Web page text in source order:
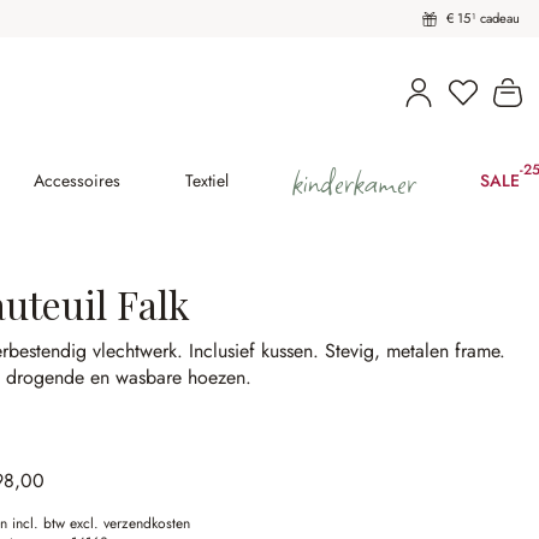
€ 15¹ cadeau
U heeft
Accessoires Textiel kinderkamer SALE-
Falk
vlechtwerk. Inclusief kussen.Stevig, metalen frame.
drogende en wasbare hoezen.
incl. btw excl. verzendkosten